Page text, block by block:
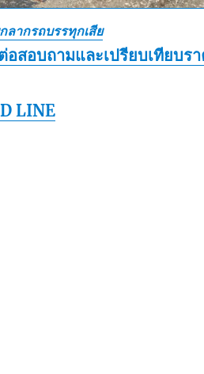
ลากรถบรรทุกเสีย
อสอบถามและเปรียบเทียบร
LINE